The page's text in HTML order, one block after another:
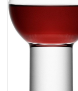
Geschenke
Kaffee & Tee